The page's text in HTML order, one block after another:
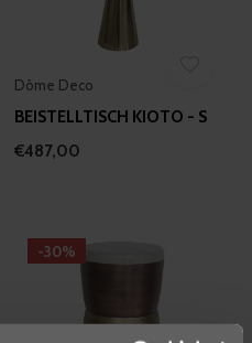
Dôme Deco
BEISTELLTISCH KIOTO - S
€487,00
-30%